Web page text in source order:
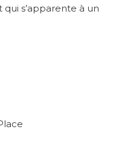
s’apparente à un